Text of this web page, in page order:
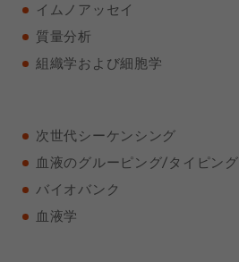
イムノアッセイ
質量分析
組織学および細胞学
次世代シーケンシング
血液のグルーピング/タイピング
バイオバンク
血液学